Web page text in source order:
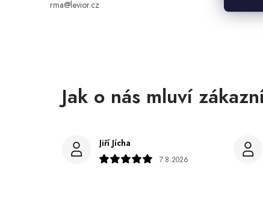
rma@levior.cz
Jiří Jícha
7.8.2026